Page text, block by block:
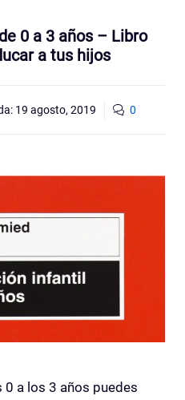
0 a 3 años – Libro
a tus hijos
19 agosto, 2019 0
0 a los 3 años puedes